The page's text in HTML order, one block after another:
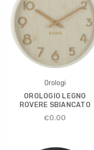
Orologi
OROLOGIO LEGNO
ROVERE SBIANCATO
€0.00